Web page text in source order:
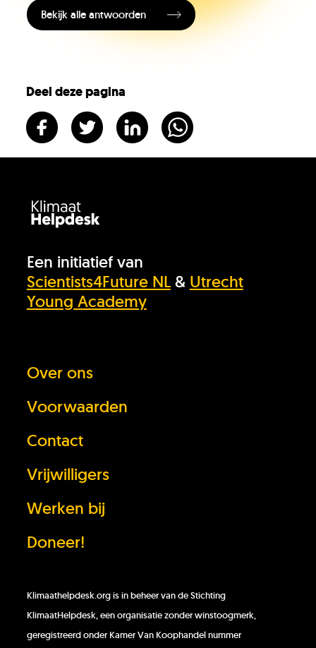
Bekijk alle antwoorden
Deel deze pagina
Een initiatief van
Scientists4Future NL& Utrecht
Young Academy
Over ons
Voorwaarden
Contact
Vrijwilligers
Werken bij
Doneer!
Klimaathelpdesk.org is in beheer van de Stichting
KlimaatHelpdesk, een organisatie zonder winstoogmerk,
geregistreerd onder Kamer Van Koophandel nummer
Vacatures
KlimaatLesSnacks
Onze organisatie
KH Kids
gevonden?
Doneer!